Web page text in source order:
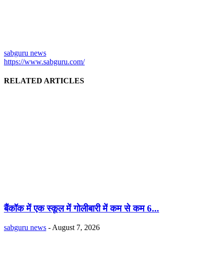
sabguru news
https://www.sabguru.com/
RELATED ARTICLES
बैंकॉक में एक स्कूल में गोलीबारी में कम से कम 6...
sabguru news - August 7, 2026